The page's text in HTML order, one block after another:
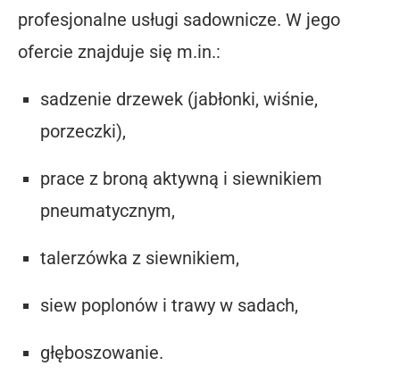
profesjonalne usługi sadownicze. W jego
ofercie znajduje się m.in.:
sadzenie drzewek (jabłonki, wiśnie,
porzeczki),
prace z broną aktywną i siewnikiem
pneumatycznym,
talerzówka z siewnikiem,
siew poplonów i trawy w sadach,
głęboszowanie.